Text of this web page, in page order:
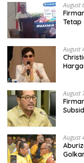
August
Tetap
August
August
August